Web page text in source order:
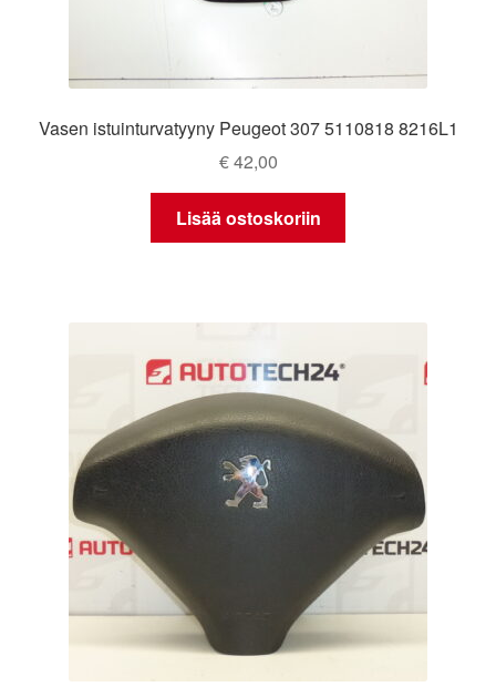
Vasen istuinturvatyyny Peugeot 307 5110818 8216L1
€42,00
Lisää ostoskoriin